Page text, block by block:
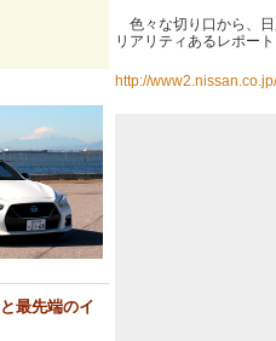
最先端のイ
色々な切り口から、日
リアリティあるレポー
http://